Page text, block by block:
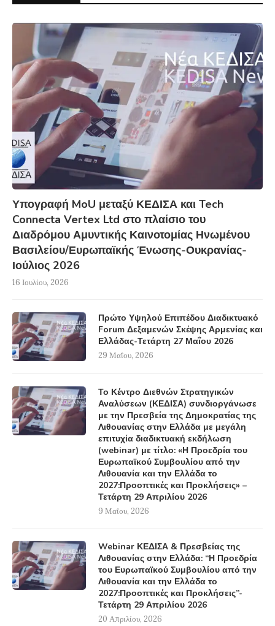
Υπογραφή MoU μεταξύ ΚΕΔΙΣΑ και Tech
Connecta Vertex Ltd στο πλαίσιο του
Διαδρόμου Αμυντικής Καινοτομίας Ηνωμένου
Βασιλείου/Ευρωπαϊκής Ένωσης-Ουκρανίας-
Ιούλιος 2026
16 Ιουλίου, 2026
Πρώτο Υψηλού Επιπέδου Διαδικτυακό
Forum Δεξαμενών Σκέψης Αρμενίας και
Ελλάδας-Τετάρτη 27 Μαΐου 2026
29 Μαΐου, 2026
Το Κέντρο Διεθνών Στρατηγικών
Αναλύσεων (ΚΕΔΙΣΑ) συνδιοργάνωσε
με την Πρεσβεία της Δημοκρατίας της
Λιθουανίας στην Ελλάδα με μεγάλη
επιτυχία διαδικτυακή εκδήλωση
(webinar) με τίτλο: «Η Προεδρία του
Ευρωπαϊκού Συμβουλίου από την
Λιθουανία και την Ελλάδα το
2027:Προοπτικές και Προκλήσεις» –
Τετάρτη 29 Απριλίου 2026
9 Μαΐου, 2026
Webinar ΚΕΔΙΣΑ & Πρεσβείας της
Λιθουανίας στην Ελλάδα: “Η Προεδρία
του Ευρωπαϊκού Συμβουλίου από την
Λιθουανία και την Ελλάδα το
2027:Προοπτικές και Προκλήσεις”-
Τετάρτη 29 Απριλίου 2026
20 Απριλίου, 2026